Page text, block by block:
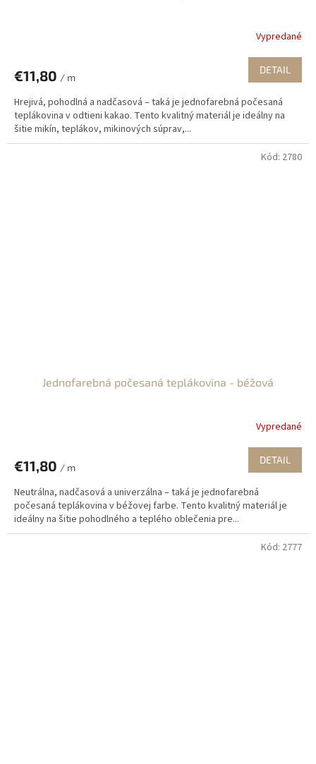
Vypredané
€11,80 / m
DETAIL
Hrejivá, pohodlná a nadčasová – taká je jednofarebná počesaná
teplákovina v odtieni kakao. Tento kvalitný materiál je ideálny na
šitie mikín, teplákov, mikinových súprav,...
Jednofarebná počesaná teplákovina - béžová
Vypredané
€11,80 / m
DETAIL
Neutrálna, nadčasová a univerzálna – taká je jednofarebná
počesaná teplákovina v béžovej farbe. Tento kvalitný materiál je
ideálny na šitie pohodlného a teplého oblečenia pre...
Kód: 2780
Kód: 2777